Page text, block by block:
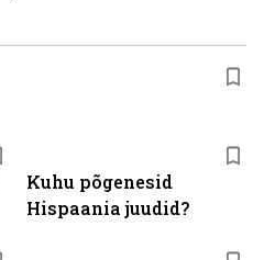
Kuhu põgenesid
Hispaania juudid?